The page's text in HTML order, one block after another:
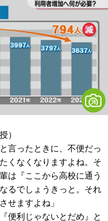
）
言ったときに、不便だっ
くなくなりますよね。そ
は『ここから高校に通う
るでしょうきっと。それ
せますよね」
便利じゃないとだめ』と